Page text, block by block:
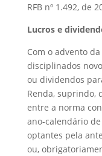
RFB nº 1.492, de
Lucros e
Com o advento
disciplinados
ou dividendos
Renda, suprindo,
entre a norma
ano-calendário
optantes pela
ou,